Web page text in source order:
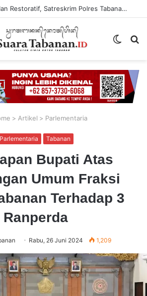
Utamakan Keadilan Restoratif, Satreskrim Polres Tabanan Gelar Perkara Kasus Penganiayaan Anak
Switch
> Artikel > Parlementaria
Parlementaria Tabanan
Bupati Atas
Umum Fraksi
Terhadap 3
Ranperda
Rabu, 26 Juni 2024 1,209